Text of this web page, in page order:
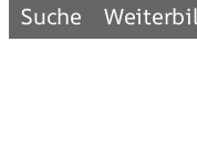
Suche